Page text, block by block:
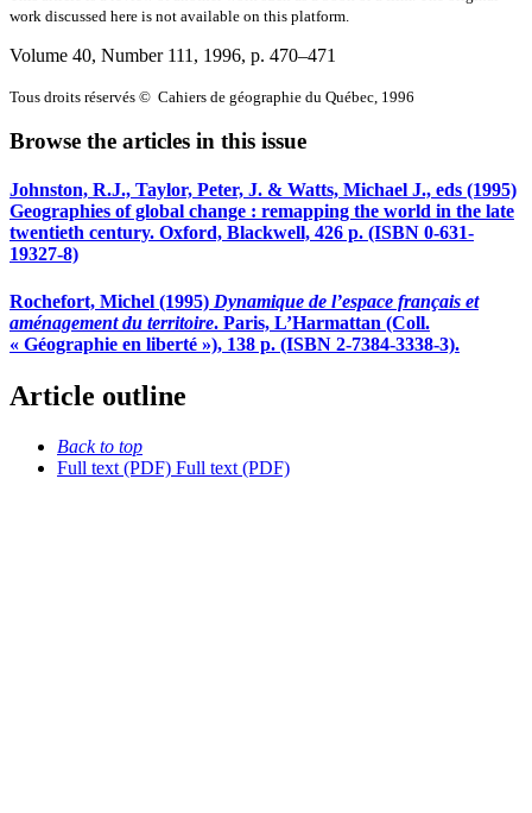
work discussed here is not available on this platform.
Volume 40, Number 111, 1996, p. 470–471
Tous droits réservés © Cahiers de géographie du Québec, 1996
Browse the articles in this issue
Johnston, R.J., Taylor, Peter, J. & Watts, Michael J., eds (1995)
Geographies of global change : remapping the world in the late
twentieth century. Oxford, Blackwell, 426 p. (ISBN 0-631-
19327-8)
Rochefort, Michel (1995) Dynamique de l’espace français et
aménagement du territoire. Paris, L’Harmattan (Coll.
« Géographie en liberté »), 138 p. (ISBN 2-7384-3338-3).
Article outline
Back to top
Full text (PDF) Full text (PDF)